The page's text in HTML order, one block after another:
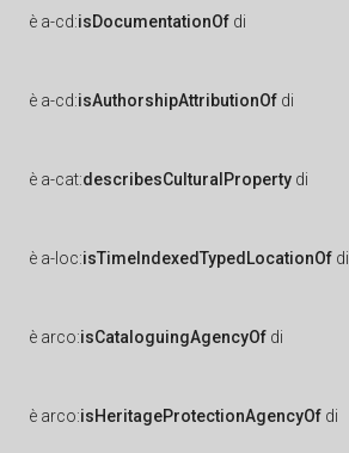
è a-cd:isDocumentationOf di
è a-cd:isAuthorshipAttributionOf di
è a-cat:describesCulturalProperty di
è a-loc:isTimeIndexedTypedLocationOf di
è arco:isCataloguingAgencyOf di
è arco:isHeritageProtectionAgencyOf di